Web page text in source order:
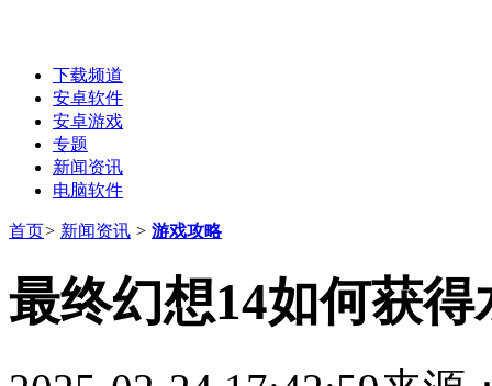
下载频道
安卓软件
安卓游戏
专题
新闻资讯
电脑软件
首页> 新闻资讯 > 游戏攻略
最终幻想14如何获